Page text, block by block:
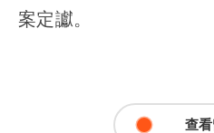
案定讞。
查